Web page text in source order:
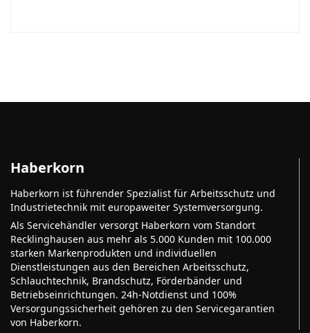
Haberkorn
Haberkorn ist führender Spezialist für Arbeitsschutz und
Industrietechnik mit europaweiter Systemversorgung.
Als Servicehändler versorgt Haberkorn vom Standort
Recklinghausen aus mehr als 5.000 Kunden mit 100.000
starken Markenprodukten und individuellen
Dienstleistungen aus den Bereichen Arbeitsschutz,
Schlauchtechnik, Brandschutz, Förderbänder und
Betriebseinrichtungen. 24h-Notdienst und 100%
Versorgungssicherheit gehören zu den Servicegarantien
von Haberkorn.